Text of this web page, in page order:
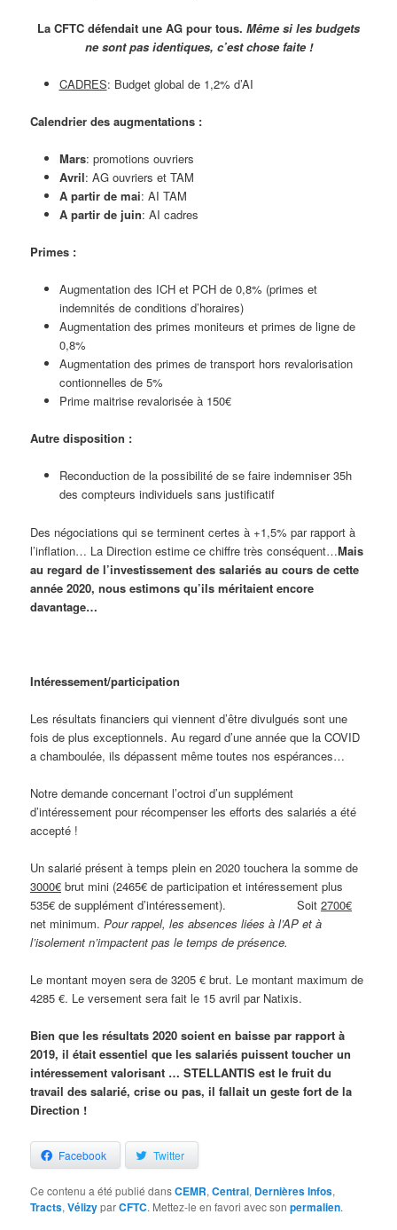
La CFTC défendait une AG pour tous. Même si les budgets
ne sont pas identiques, c’est chose faite !
CADRES: Budget global de 1,2% d’AI
Calendrier des augmentations :
Mars: promotions ouvriers
Avril: AG ouvriers et TAM
A partir de mai: AI TAM
A partir de juin: AI cadres
Primes :
Augmentation des ICH et PCH de 0,8% (primes et
indemnités de conditions d’horaires)
Augmentation des primes moniteurs et primes de ligne de
0,8%
Augmentation des primes de transport hors revalorisation
contionnelles de 5%
Prime maitrise revalorisée à 150€
Autre disposition :
Reconduction de la possibilité de se faire indemniser 35h
des compteurs individuels sans justificatif
Des négociations qui se terminent certes à +1,5% par rapport à
l’inflation… La Direction estime ce chiffre très conséquent…Mais
au regard de l’investissement des salariés au cours de cette
année 2020, nous estimons qu’ils méritaient encore
davantage…
Intéressement/participation
Les résultats financiers qui viennent d’être divulgués sont une
fois de plus exceptionnels. Au regard d’une année que la COVID
a chamboulée, ils dépassent même toutes nos espérances…
Notre demande concernant l’octroi d’un supplément
d’intéressement pour récompenser les efforts des salariés a été
accepté !
Un salarié présent à temps plein en 2020 touchera la somme de
3000€ brut mini (2465€ de participation et intéressement plus
535€ de supplément d’intéressement). Soit2700€
net minimum.Pour rappel, les absences liées à l’AP et à
l’isolement n’impactent pas le temps de présence.
Le montant moyen sera de 3205 € brut. Le montant maximum de
4285 €. Le versement sera fait le 15 avril par Natixis.
Bien que les résultats 2020 soient en baisse par rapport à
2019, il était essentiel que les salariés puissent toucher un
intéressement valorisant … STELLANTIS est le fruit du
travail des salarié, crise ou pas, il fallait un geste fort de la
Direction !
Facebook Twitter
Ce contenu a été publié dansCEMR,Central, Dernières Infos,
Tracts,VélizyparCFTC. Mettez-le en favori avec sonpermalien.